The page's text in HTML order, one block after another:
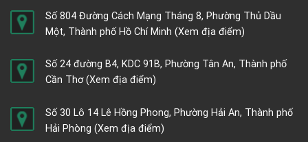
Số 804 Đường Cách Mạng Tháng 8, Phường Thủ Dầu
Một, Thành phố Hồ Chí Minh (Xem địa điểm)
Số 24 đường B4, KDC 91B, Phường Tân An, Thành phố
Cần Thơ(Xem địa điểm)
Số 30 Lô 14 Lê Hồng Phong, Phường Hải An, Thành phố
Hải Phòng (Xem địa điểm)